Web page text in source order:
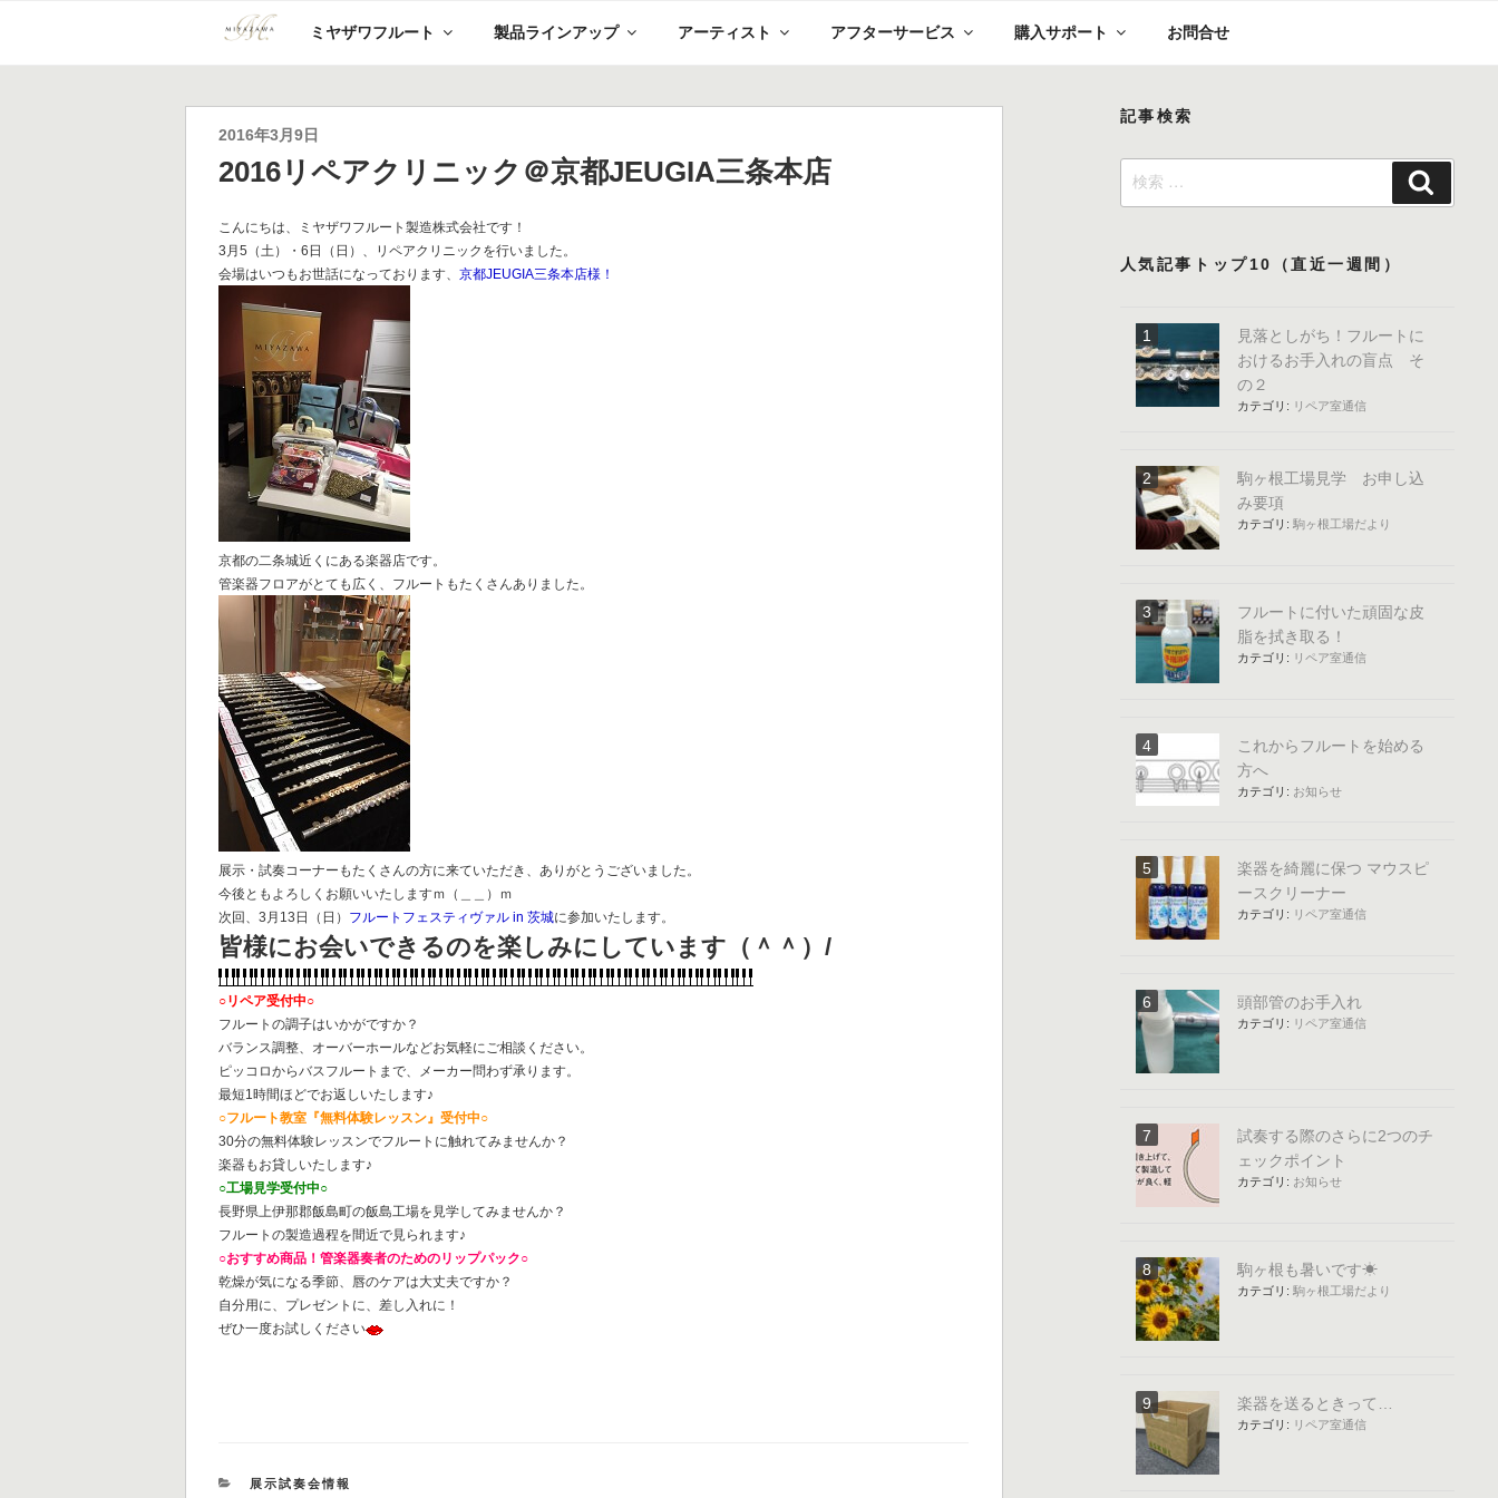
ミヤザワフルート 製品ラインアップ アーティスト アフターサービス 購入サポート お問合せ
投
稿
日:
2016年3月9日
2016リペアクリニック＠京都JEUGIA三条本店
こんにちは、ミヤザワフルート製造株式会社です！
3月5（土）・6日（日）、リペアクリニックを行いました。
会場はいつもお世話になっております、京都JEUGIA三条本店様！
京都の二条城近くにある楽器店です。
管楽器フロアがとても広く、フルートもたくさんありました。
展示・試奏コーナーもたくさんの方に来ていただき、ありがとうございました。
今後ともよろしくお願いいたしますｍ（＿＿）ｍ
次回、3月13日（日） フルートフェスティヴァル in 茨城に参加いたします。
皆様にお会いできるのを楽しみにしています（＾＾）/
○リペア受付中○
フルートの調子はいかがですか？
バランス調整、オーバーホールなどお気軽にご相談ください。
ピッコロからバスフルートまで、メーカー問わず承ります。
最短1時間ほどでお返しいたします♪
○フルート教室『無料体験レッスン』受付中○
30分の無料体験レッスンでフルートに触れてみませんか？
楽器もお貸しいたします♪
○工場見学受付中○
長野県上伊那郡飯島町の飯島工場を見学してみませんか？
フルートの製造過程を間近で見られます♪
○おすすめ商品！管楽器奏者のためのリップパック○
乾燥が気になる季節、唇のケアは大丈夫ですか？
自分用に、プレゼントに、差し入れに！
ぜひ一度お試しください
カ
展示試奏会情報
記事検索
検
索:
索
人気記事トップ10（直近一週間）
見落としがち！フルートに
おけるお手入れの盲点 そ
の２
カテゴリ: リペア室通信
駒ヶ根工場見学 お申し込
み要項
カテゴリ: 駒ヶ根工場だより
フルートに付いた頑固な皮
脂を拭き取る！
カテゴリ: リペア室通信
これからフルートを始める
方へ
カテゴリ: お知らせ
楽器を綺麗に保つ マウスピ
ースクリーナー
カテゴリ: リペア室通信
頭部管のお手入れ
カテゴリ: リペア室通信
試奏する際のさらに2つのチ
ェックポイント
カテゴリ: お知らせ
駒ヶ根も暑いです☀
カテゴリ: 駒ヶ根工場だより
楽器を送るときって…
カテゴリ: リペア室通信